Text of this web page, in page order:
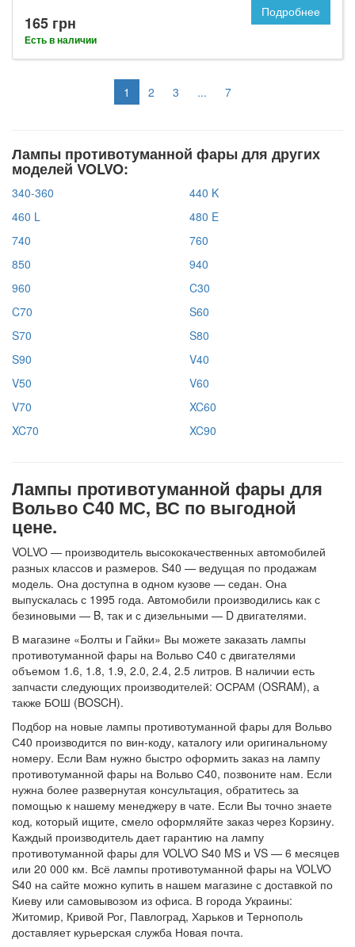
165 грн
Есть в наличии
Подробнее
1 2 3 ... 7
Лампы противотуманной фары для других
моделей VOLVO:
340-360
440 K
460 L
480 E
740
760
850
940
960
C30
C70
S60
S70
S80
S90
V40
V50
V60
V70
XC60
XC70
XC90
Лампы противотуманной фары для
Вольво С40 МС, ВС по выгодной
цене.
VOLVO — производитель высококачественных автомобилей
разных классов и размеров. S40 — ведущая по продажам
модель. Она доступна в одном кузове — седан. Она
выпускалась с 1995 года. Автомобили производились как с
безиновыми — B, так и с дизельными — D двигателями.
В магазине «Болты и Гайки» Вы можете заказать лампы
противотуманной фары на Вольво С40 с двигателями
объемом 1.6, 1.8, 1.9, 2.0, 2.4, 2.5 литров. В наличии есть
запчасти следующих производителей: ОСРАМ (OSRAM), а
также БОШ (BOSCH).
Подбор на новые лампы противотуманной фары для Вольво
С40 производится по вин-коду, каталогу или оригинальному
номеру. Если Вам нужно быстро оформить заказ на лампу
противотуманной фары на Вольво С40, позвоните нам. Если
нужна более развернутая консультация, обратитесь за
помощью к нашему менеджеру в чате. Если Вы точно знаете
код, который ищите, смело оформляйте заказ через Корзину.
Каждый производитель дает гарантию на лампу
противотуманной фары для VOLVO S40 MS и VS — 6 месяцев
или 20 000 км. Всё лампы противотуманной фары на VOLVO
S40 на сайте можно купить в нашем магазине с доставкой по
Киеву или самовывозом из офиса. В города Украины:
Житомир, Кривой Рог, Павлоград, Харьков и Тернополь
доставляет курьерская служба Новая почта.